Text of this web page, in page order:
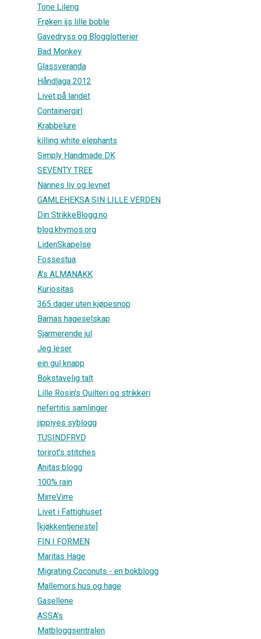
Tone Lileng
Frøken ijs lille boble
Gavedryss og Blogglotterier
Bad Monkey
Glassveranda
Håndlaga 2012
Livet på landet
Containergirl
Krabbelure
killing white elephants
Simply Handmade DK
SEVENTY TREE
Nannes liv og levnet
GAMLEHEKSA SIN LILLE VERDEN
Din StrikkeBlogg.no
blog.khymos.org
LidenSkapelse
Fossestua
A's ALMANAKK
Kuriositas
365 dager uten kjøpesnop
Barnas hageselskap
Sjarmerende jul
Jeg leser
ein gul knapp
Bokstavelig talt
Lille Rosin's Quilteri og strikkeri
nefertitis samlinger
jippiyes syblogg
TUSINDFRYD
torirot's stitches
Anitas blogg
100% rain
MirreVirre
Livet i Fattighuset
[kjøkkentjeneste]
FIN I FORMEN
Maritas Hage
Migrating Coconuts - en bokblogg
Mallemors hus og hage
Gasellene
ASSA's
Matbloggsentralen